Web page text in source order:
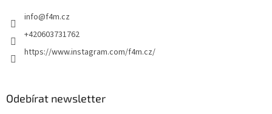
info@f4m.cz
+420603731762
https://www.instagram.com/f4m.cz/
Odebírat newsletter